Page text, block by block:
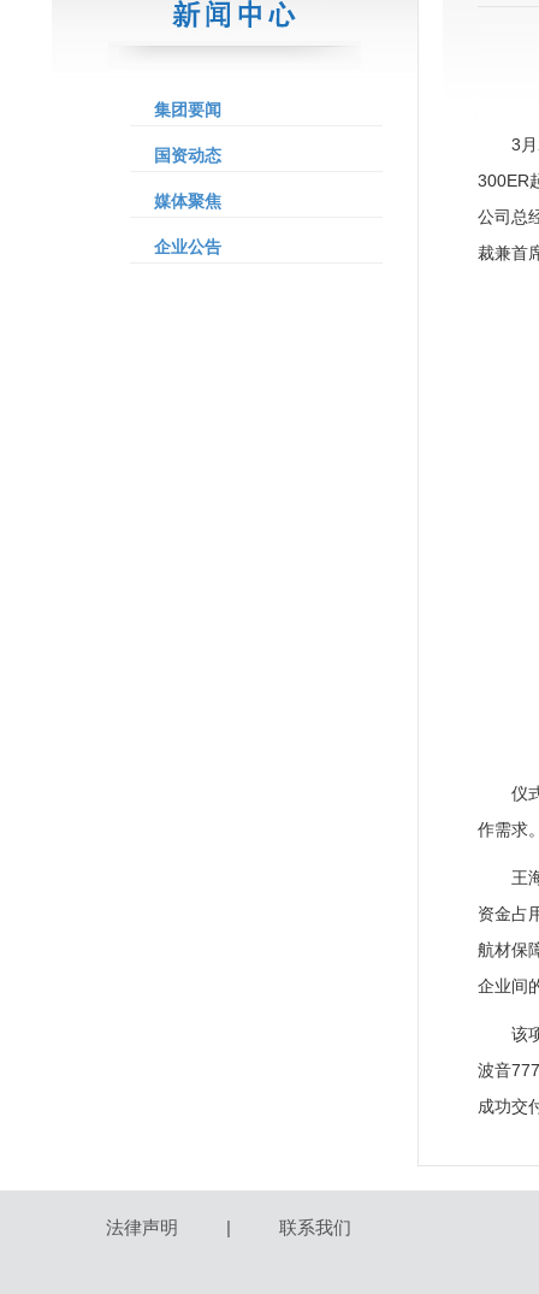
集团要闻
国资动态
媒体聚焦
企业公告
3
300ER
公司总
裁兼首
仪
作需求
王
资金占
航材保
企业间
该
波音
成功交
法律声明 | 联系我们